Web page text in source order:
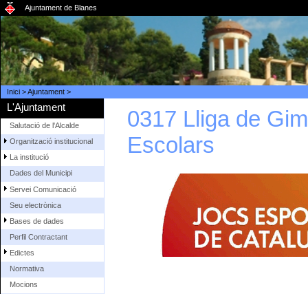
Ajuntament de Blanes
Inici>Ajuntament>
L'Ajuntament
Salutació de l'Alcalde
Organització institucional
La institució
Dades del Municipi
Servei Comunicació
Seu electrònica
Bases de dades
Perfil Contractant
Edictes
Normativa
Mocions
0317 Lliga de
Escolars